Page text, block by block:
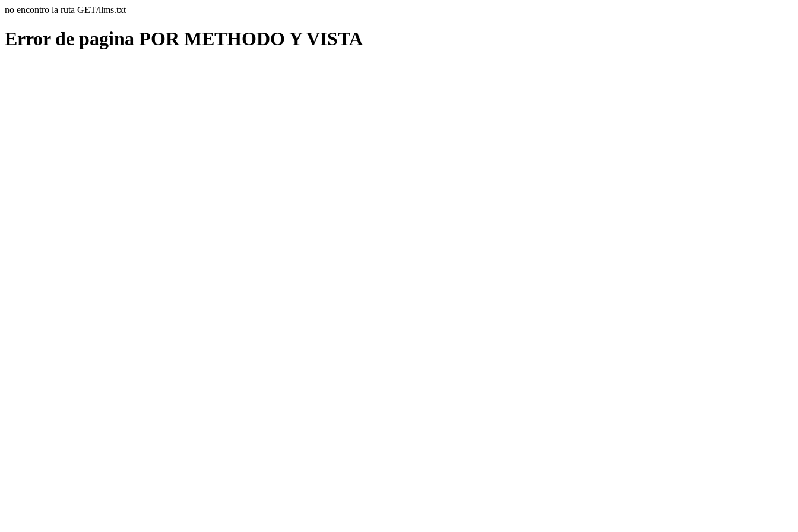
no encontro la ruta GET/llms.txt
Error de pagina POR METHODO Y VISTA